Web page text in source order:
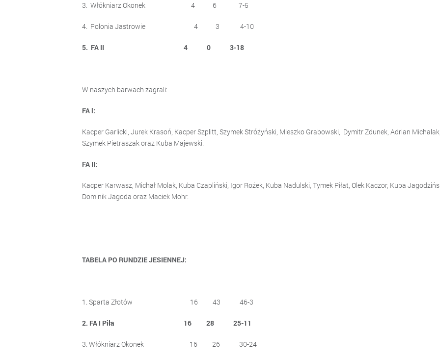
3. Włókniarz Okonek 4 6 7-5
4. Polonia Jastrowie 4 3 4-10
5. FA II 4 0 3-18
W naszych barwach zagrali:
FA l:
Kacper Garlicki, Jurek Krasoń, Kacper Szplitt, Szymek Stróżyński, Mieszko Grabowski, Dymitr Zdunek, Adrian
Szymek Pietraszak oraz Kuba Majewski.
FA II:
Kacper Karwasz, Michał Molak, Kuba Czapliński, Igor Rożek, Kuba Nadulski, Tymek Piłat, Olek Kaczor, Kuba
Dominik Jagoda oraz Maciek Mohr.
TABELA PO RUNDZIE JESIENNEJ:
1. Sparta Złotów 16 43 46-3
2. FA I Piła 16 28 25-11
3. Włókniarz Okonek 16 26 30-24